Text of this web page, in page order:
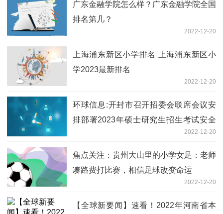
广东金融学院怎么样？广东金融学院全国
排名第几？
2022-12-20
上海浦东新区小学排名 上海浦东新区小
学2023最新排名
2022-12-20
环球信息:开封市召开招委会联席会议安
排部署2023年硕士研究生招生考试安全
2022-12-20
焦点关注：贵州大山里的小学女足：老师
凑路费打比赛，相信足球改变命运
2022-12-20
【全球新要闻】速看！2022年河南省本